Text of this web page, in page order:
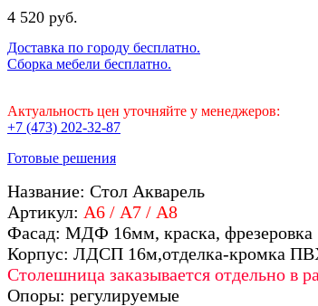
4 520 руб.
Доставка по городу бесплатно.
Сборка мебели бесплатно.
Актуальность цен уточняйте у менеджеров:
+7 (473) 202-32-87
Готовые решения
Название: Стол Акварель
Артикул: А6 / А7 / А8
Фасад: МДФ 16мм, краска, фрезеровка
Корпус: ЛДСП 16м,отделка-кромка
Столешница заказывается отдельно в
Опоры: регулируемые